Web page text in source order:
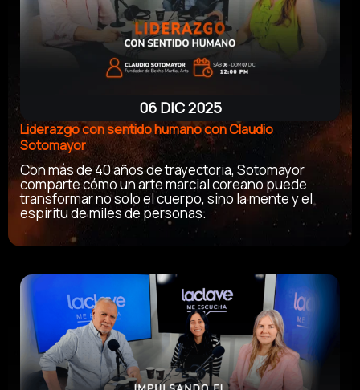
06 DIC 2025
Liderazgo con sentido humano con Claudio
Sotomayor
Con más de 40 años de trayectoria, Sotomayor
comparte cómo un arte marcial coreano puede
transformar no solo el cuerpo, sino la mente y el
espíritu de miles de personas.